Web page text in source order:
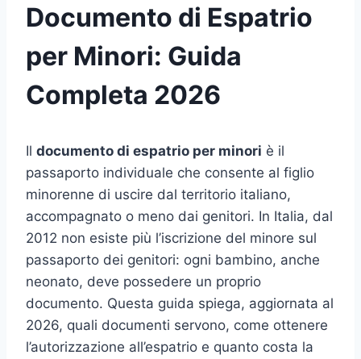
Documento di Espatrio
per Minori: Guida
Completa 2026
Il documento di espatrio per minori è il
passaporto individuale che consente al figlio
minorenne di uscire dal territorio italiano,
accompagnato o meno dai genitori. In Italia, dal
2012 non esiste più l’iscrizione del minore sul
passaporto dei genitori: ogni bambino, anche
neonato, deve possedere un proprio
documento. Questa guida spiega, aggiornata al
2026, quali documenti servono, come ottenere
l’autorizzazione all’espatrio e quanto costa la